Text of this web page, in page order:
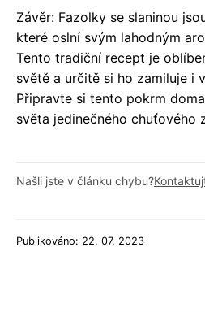
Závěr: Fazolky se slaninou
které oslní svým lahodným
Tento tradiční recept je
světě a určitě si ho zamiluje i
Připravte si tento pokrm
světa jedinečného chuťového
Našli jste v článku chybu?
Publikováno: 22. 07. 2023